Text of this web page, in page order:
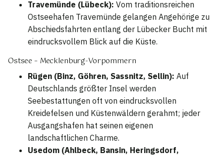
Travemünde (Lübeck): Vom traditionsreichen
Ostseehafen Travemünde gelangen Angehörige zu
Abschiedsfahrten entlang der Lübecker Bucht mit
eindrucksvollem Blick auf die Küste.
Ostsee – Mecklenburg-Vorpommern
Rügen (Binz, Göhren, Sassnitz, Sellin): Auf
Deutschlands größter Insel werden
Seebestattungen oft von eindrucksvollen
Kreidefelsen und Küstenwäldern gerahmt; jeder
Ausgangshafen hat seinen eigenen
landschaftlichen Charme.
Usedom (Ahlbeck, Bansin, Heringsdorf,